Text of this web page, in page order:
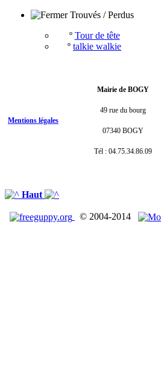
Trouvés / Perdus
º Tour de tête
º talkie walkie
Mentions légales
Mairie de BOGY
49 rue du bourg
07340 BOGY
Tél : 04.75.34.86.09
Haut
© 2004-2014